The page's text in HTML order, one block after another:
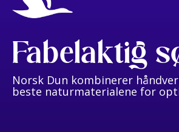
Fabelaktig
Norsk Dun kombinerer
beste naturmaterialene for